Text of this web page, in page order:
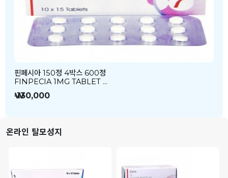
핀페시아 150정 4박스 600정
FINPECIA 1MG TABLET …
₩ 130,000
온라인 탈모성지